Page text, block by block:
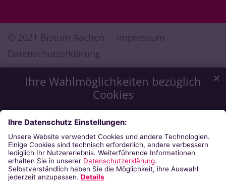
Ihre Wahlmöglichkeiten bezüglich
Cookies
Wir möchten Ihnen ein optimales Webseiten-Erlebnis zu
bieten. Dazu verwenden wir Cookies, die für das
Funktionieren unserer Website notwendig sind. Mit Ihrer
Zustimmung verwenden wir auch Cookies, die zur Anzeige
externer Inhalte oder zu anonymen Statistikzwecken genutzt
werden. Sie können selbst entscheiden, welche Kategorien
Sie zulassen möchten. Bitte beachten Sie, dass auf Basis Ihrer
Einstellungen womöglich nicht mehr alle Funktionalitäten der
✕
© 2021 Bistum Aachen
Impressum
Datenschutzerklärung